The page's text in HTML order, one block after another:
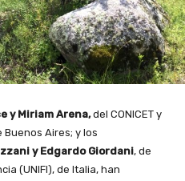
y Miriam Arena,del CONICET y
Buenos Aires; y los
y Edgardo Giordani, de
(UNIFI), de Italia, han